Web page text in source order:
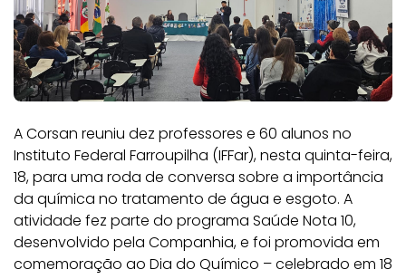
A Corsan reuniu dez professores e 60 alunos no
Instituto Federal Farroupilha (IFFar), nesta quinta-feira,
18, para uma roda de conversa sobre a importância
da química no tratamento de água e esgoto. A
atividade fez parte do programa Saúde Nota 10,
desenvolvido pela Companhia, e foi promovida em
comemoração ao Dia do Químico – celebrado em 18